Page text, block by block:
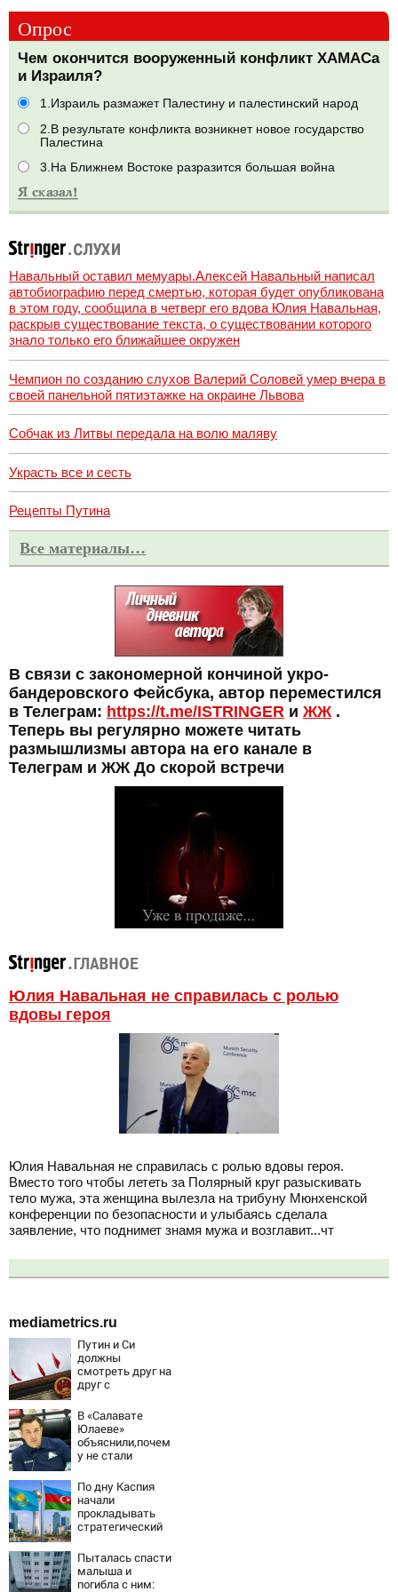
Опрос
Чем окончится вооруженный конфликт ХАМАСа
и Израиля?
1.Израиль размажет Палестину и палестинский народ
2.В результате конфликта возникнет новое государство
Палестина
3.На Ближнем Востоке разразится большая война
Навальный оставил мемуары.Алексей Навальный написал
автобиографию перед смертью, которая будет опубликована
в этом году, сообщила в четверг его вдова Юлия Навальная,
раскрыв существование текста, о существовании которого
знало только его ближайшее окружен
Чемпион по созданию слухов Валерий Соловей умер вчера в
своей панельной пятиэтажке на окраине Львова
Собчак из Литвы передала на волю маляву
Украсть все и сесть
Рецепты Путина
Все материалы…
В связи с закономерной кончиной укро-
бандеровского Фейсбука, автор переместился
в Телеграм: https://t.me/ISTRINGER и ЖЖ .
Теперь вы регулярно можете читать
размышлизмы автора на его канале в
Телеграм и ЖЖ До скорой встречи
Юлия Навальная не справилась с ролью
вдовы героя
Юлия Навальная не справилась с ролью вдовы героя.
Вместо того чтобы лететь за Полярный круг разыскивать
тело мужа, эта женщина вылезла на трибуну Мюнхенской
конференции по безопасности и улыбаясь сделала
заявление, что поднимет знамя мужа и возглавит...чт
mediametrics.ru
Путин и Си
должны
смотреть друг на
друг с
Зеленский
поставил задачу
своим
дипломатам
В «Салавате
Юлаеве»
объяснили,почем
у не стали
подписывать
игроков в
межсезонье
По дну Каспия
начали
прокладывать
стратегический
Пыталась спасти
малыша и
погибла с ним: